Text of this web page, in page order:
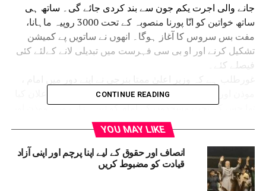
جانے والی اجرت یکم جون سے بند کردی جائے گی۔ ساتھ ہی
ساتھ خواتین کو انّا پورنا منصوبہ کے تحت 3000 روپیہ ماہانا،
مفت بس سروس کا آغاز ہوگا۔ انھوں نے ساتویں پے کمیشن
تشکیل کرنے اور او بی سی فہرست میں تبدیلی لانے کےلئے کئی
فیصلے کئے۔
موذن اور پوجاریوں کی اجرت پانچ سو روپیہ بڑھانے کا اعلان کیا
تھا جس کے تحت مسجدوں کے امام کو تین ہزار روپے، موذن اور
پوجاریوں کو دو ہزار روپے دیئے جارہے تھے۔
BJP
CMWESTBANGAL
SALARY OF IMAMS AND MUEZZINS WILL BE STOPPED
SUBHENDU GOVERNMENT
CONTINUE READING
YOU MAY LIKE
انصاف اور حقوق کے لیے اپنا پرچم اور اپنی آزاد
قیادت کو مضبوط کریں